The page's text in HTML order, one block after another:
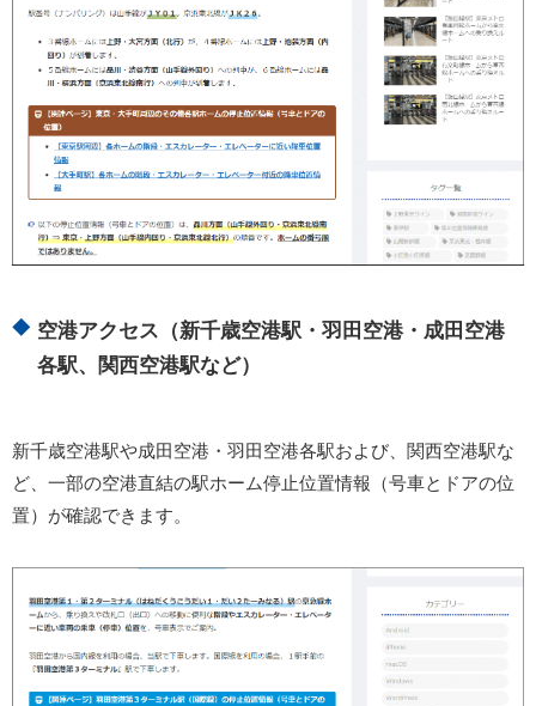
空港アクセス（新千歳空港駅・羽田空港・成田空港
各駅、関西空港駅など）
新千歳空港駅や成田空港・羽田空港各駅および、関西空港駅な
ど、一部の空港直結の駅ホーム停止位置情報（号車とドアの位
置）が確認できます。